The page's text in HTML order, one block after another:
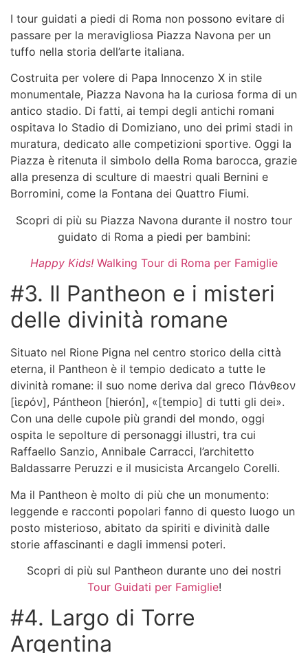
I tour guidati a piedi di Roma non possono evitare di
passare per la meravigliosa Piazza Navona per un
tuffo nella storia dell’arte italiana.
Costruita per volere di Papa Innocenzo X in stile
monumentale, Piazza Navona ha la curiosa forma di un
antico stadio. Di fatti, ai tempi degli antichi romani
ospitava lo Stadio di Domiziano, uno dei primi stadi in
muratura, dedicato alle competizioni sportive. Oggi la
Piazza è ritenuta il simbolo della Roma barocca, grazie
alla presenza di sculture di maestri quali Bernini e
Borromini, come la Fontana dei Quattro Fiumi.
Scopri di più su Piazza Navona durante il nostro tour
guidato di Roma a piedi per bambini:
Happy Kids! Walking Tour di Roma per Famiglie
#3. Il Pantheon e i misteri
delle divinità romane
Situato nel Rione Pigna nel centro storico della città
eterna, il Pantheon è il tempio dedicato a tutte le
divinità romane: il suo nome deriva dal greco Πάνθεον
[ἱερόν], Pántheon [hierón], «[tempio] di tutti gli dei».
Con una delle cupole più grandi del mondo, oggi
ospita le sepolture di personaggi illustri, tra cui
Raffaello Sanzio, Annibale Carracci, l’architetto
Baldassarre Peruzzi e il musicista Arcangelo Corelli.
Ma il Pantheon è molto di più che un monumento:
leggende e racconti popolari fanno di questo luogo un
posto misterioso, abitato da spiriti e divinità dalle
storie affascinanti e dagli immensi poteri.
Scopri di più sul Pantheon durante uno dei nostri
Tour Guidati per Famiglie!
#4. Largo di Torre
Argentina